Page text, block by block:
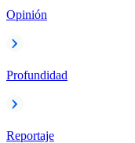
Opinión
Profundidad
Reportaje